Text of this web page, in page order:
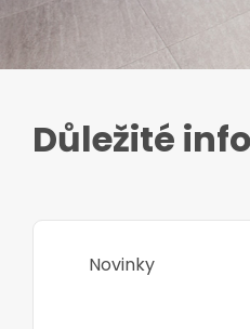
Důležité
Novinky